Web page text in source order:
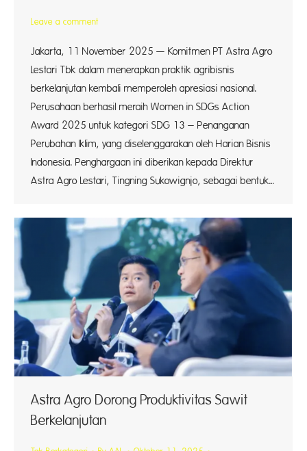
Leave a comment
Jakarta, 11 November 2025 — Komitmen PT Astra Agro
Lestari Tbk dalam menerapkan praktik agribisnis
berkelanjutan kembali memperoleh apresiasi nasional.
Perusahaan berhasil meraih Women in SDGs Action
Award 2025 untuk kategori SDG 13 – Penanganan
Perubahan Iklim, yang diselenggarakan oleh Harian Bisnis
Indonesia. Penghargaan ini diberikan kepada Direktur
Astra Agro Lestari, Tingning Sukowignjo, sebagai bentuk…
Astra Agro Dorong Produktivitas Sawit
Berkelanjutan